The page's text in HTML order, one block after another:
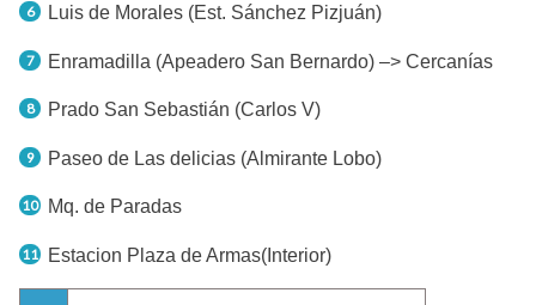
Luis de Morales (Est. Sánchez Pizjuán)
Enramadilla (Apeadero San Bernardo) –> Cercanías
Prado San Sebastián (Carlos V)
Paseo de Las delicias (Almirante Lobo)
Mq. de Paradas
Estacion Plaza de Armas(Interior)